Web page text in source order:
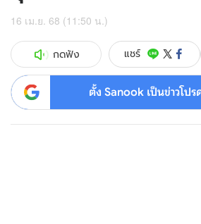
16 เม.ย. 68 (11:50 น.)
กดฟัง แชร์
ตั้ง Sanook เป็นข่าวโป